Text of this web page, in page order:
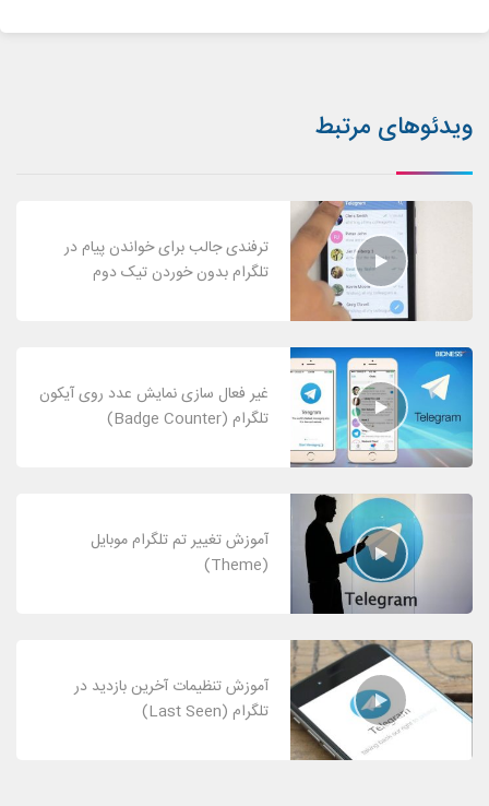
ویدئوهای مرتبط
ترفندی جالب برای خواندن پیام در
تلگرام بدون خوردن تیک دوم
غیر فعال سازی نمایش عدد روی آیکون
تلگرام (Badge Counter)
آموزش تغییر تم تلگرام موبایل
(Theme)
آموزش تنظیمات آخرین بازدید در
تلگرام (Last Seen)